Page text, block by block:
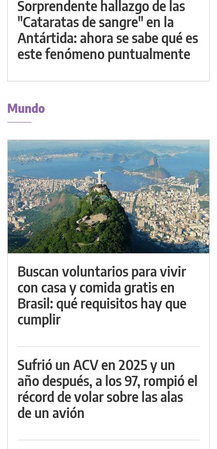
Sorprendente hallazgo de las
"Cataratas de sangre" en la
Antártida: ahora se sabe qué es
este fenómeno puntualmente
Mundo
Buscan voluntarios para vivir
con casa y comida gratis en
Brasil: qué requisitos hay que
cumplir
Sufrió un ACV en 2025 y un
año después, a los 97, rompió el
récord de volar sobre las alas
de un avión